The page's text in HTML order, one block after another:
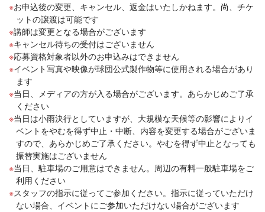
お申込後の変更、キャンセル、返金はいたしかねます。尚、チケ
ットの譲渡は可能です
講師は変更となる場合がございます
キャンセル待ちの受付はございません
応募資格対象者以外のお申込みはできません
イベント写真や映像が球団公式製作物等に使用される場合があり
ます
当日、メディアの方が入る場合がございます。あらかじめご了承
ください
当日は小雨決行としていますが、大規模な天候等の影響によりイ
ベントをやむを得ず中止・中断、内容を変更する場合がございま
すので、あらかじめご了承ください。やむを得ず中止となっても
振替実施はございません
当日、駐車場のご用意はできません。周辺の有料一般駐車場をご
利用ください
スタッフの指示に従ってご参加ください。指示に従っていただけ
ない場合、イベントにご参加いただけない場合がございます